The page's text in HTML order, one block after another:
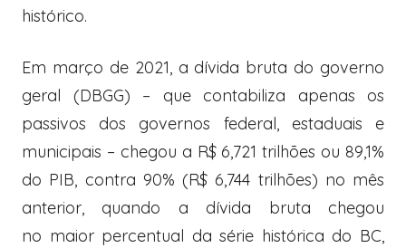
histórico.
Em março de 2021, a dívida bruta do governo
geral (DBGG) – que contabiliza apenas os
passivos dos governos federal, estaduais e
municipais – chegou a R$ 6,721 trilhões ou 89,1%
do PIB, contra 90% (R$ 6,744 trilhões) no mês
anterior, quando a dívida bruta chegou
no maior percentual da série histórica do BC,